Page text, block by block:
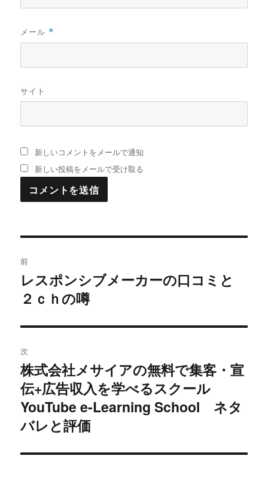
メール *
サイト
新しいコメントをメールで通知
新しい投稿をメールで受け取る
稿
ナ
ビ
ゲ
ー
シ
ョ
ン
前
過
去
投
稿:
レスポンシブメーカーの口コミと
２ｃｈの噂
次
次
の
投
稿:
株式会社メサイアの無料で集客・宣
伝+広告収入を学べるスクール
YouTube e-Learning School ネタ
バレと評価